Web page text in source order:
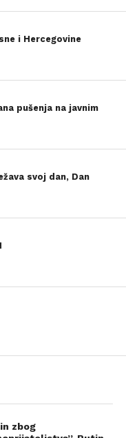
i Hercegovine
pušenja na javnim
svoj dan, Dan
zbog